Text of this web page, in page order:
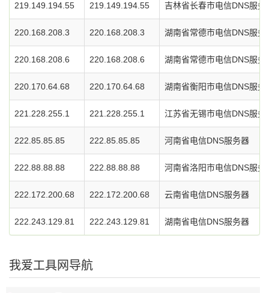
219.149.194.55 219.149.194.55 吉林省长春市电信DNS服务
220.168.208.3 220.168.208.3 湖南省常德市电信DNS服务
220.168.208.6 220.168.208.6 湖南省常德市电信DNS服务
220.170.64.68 220.170.64.68 湖南省衡阳市电信DNS服务
221.228.255.1 221.228.255.1 江苏省无锡市电信DNS服务
222.85.85.85 222.85.85.85 河南省电信DNS服务器
222.88.88.88 222.88.88.88 河南省洛阳市电信DNS服务
222.172.200.68 222.172.200.68 云南省电信DNS服务器
222.243.129.81 222.243.129.81 湖南省电信DNS服务器
我爱工具网导航